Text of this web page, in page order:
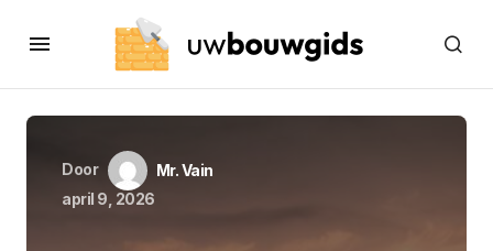
Door
Mr. Vain
april 9, 2026